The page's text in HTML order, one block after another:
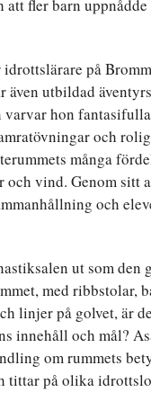
att fler barn
på
även utbildad
hon
och
många
och vind. Genom sitt
och
ut som den
med ribbstolar,
linjer på golvet, är
innehåll och mål?
om rummets
tittar på olika